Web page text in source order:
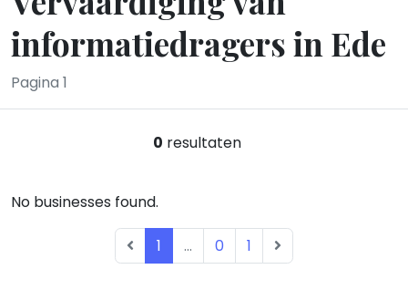
informatiedragers in Ede
Pagina 1
0 resultaten
No businesses found.
1 ... 0 1